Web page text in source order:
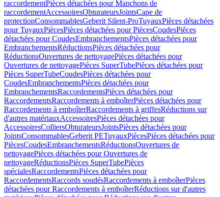
raccordementPièces détachées pour Manchons de
raccordementAccessoiresObturateursJointsCape de
protectionConsommablesGeberit Silent-ProTuyauxPièces détachées
pour TuyauxPiècesPièces détachées pour PiècesCoudesPièces
détachées pour CoudesEmbranchementsPièces détachées pour
EmbranchementsRéductionsPièces détachées pour
RéductionsOuvertures de nettoyagePièces détachées pour
Ouvertures de nettoyagePièces SuperTubePièces détachées pour
Pièces SuperTubeCoudesPièces détachées pour
CoudesEmbranchementsPièces détachées pour
EmbranchementsRaccordementsPièces détachées pour
RaccordementsRaccordements à emboîterPièces détachées pour
Raccordements à emboîterRaccordements à griffesRéductions sur
d'autres matériauxAccessoiresPièces détachées pour
AccessoiresColliersObturateursJointsPièces détachées pour
JointsConsommablesGeberit PETuyauxPiècesPièces détachées pour
PiècesCoudesEmbranchementsRéductionsOuvertures de
nettoyagePièces détachées pour Ouvertures de
nettoyageRéductionsPièces SuperTubePièces
spécialesRaccordementsPièces détachées pour
RaccordementsRaccords soudésRaccordements à emboîterPièces
détachées pour Raccordements à emboîterRéductions sur d'autres